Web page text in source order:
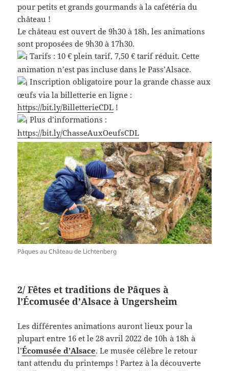
pour petits et grands gourmands à la cafétéria du
château !
Le château est ouvert de 9h30 à 18h, les animations
sont proposées de 9h30 à 17h30.
Tarifs : 10 € plein tarif, 7,50 € tarif réduit. Cette
animation n’est pas incluse dans le Pass’Alsace.
Inscription obligatoire pour la grande chasse aux
œufs via la billetterie en ligne :
https://bit.ly/BilletterieCDL !
Plus d’informations :
https://bit.ly/ChasseAuxOeufsCDL
Pâques au Château de Lichtenberg
2/ Fêtes et traditions de Pâques à
l’Écomusée d’Alsace à Ungersheim
Les différentes animations auront lieux pour la
plupart entre 16 et le 28 avril 2022 de 10h à 18h à
l’Écomusée d’Alsace. Le musée célèbre le retour
tant attendu du printemps ! Partez à la découverte